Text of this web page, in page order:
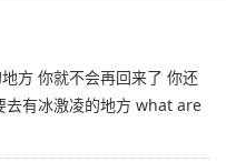
方 你就不会再回来了 你还
去有冰激凌的地方 what are